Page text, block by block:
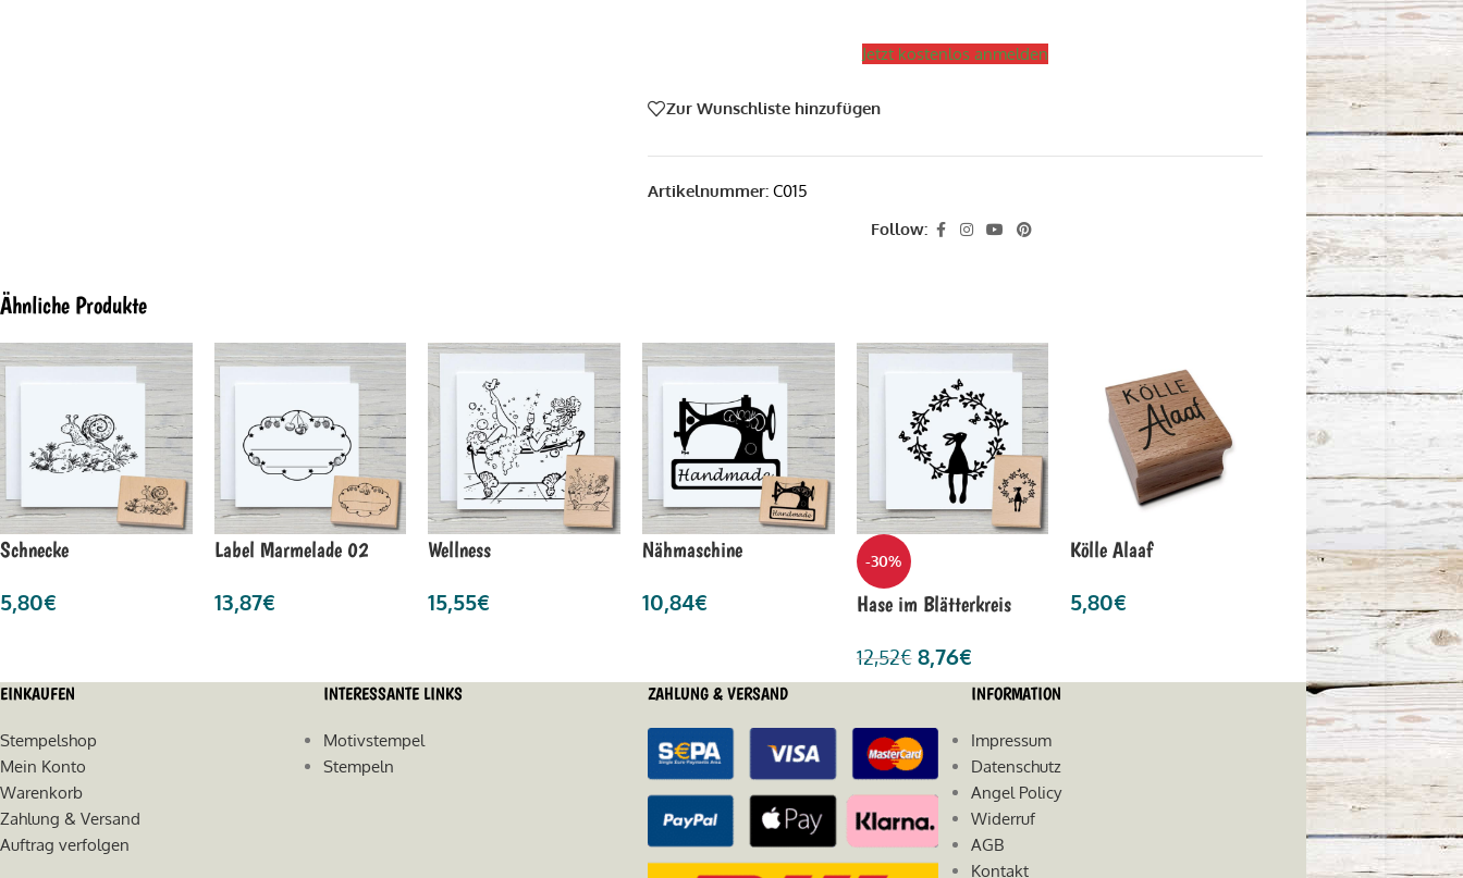
Jetzt kostenlos anmelden
Zur Wunschliste hinzufügen
Artikelnummer: C015
Follow:
Ähnliche Produkte
Schnecke
5,80€
Label Marmelade 02
13,87€
Wellness
15,55€
Nähmaschine
10,84€
-30%
Hase im Blätterkreis
12,52€ 8,76€
Kölle Alaaf
5,80€
EINKAUFEN
Stempelshop
Mein Konto
Warenkorb
Zahlung & Versand
Auftrag verfolgen
INTERESSANTE LINKS
Motivstempel
Stempeln
ZAHLUNG & VERSAND INFORMATION
Impressum
Datenschutz
Angel Policy
Widerruf
AGB
Kontakt